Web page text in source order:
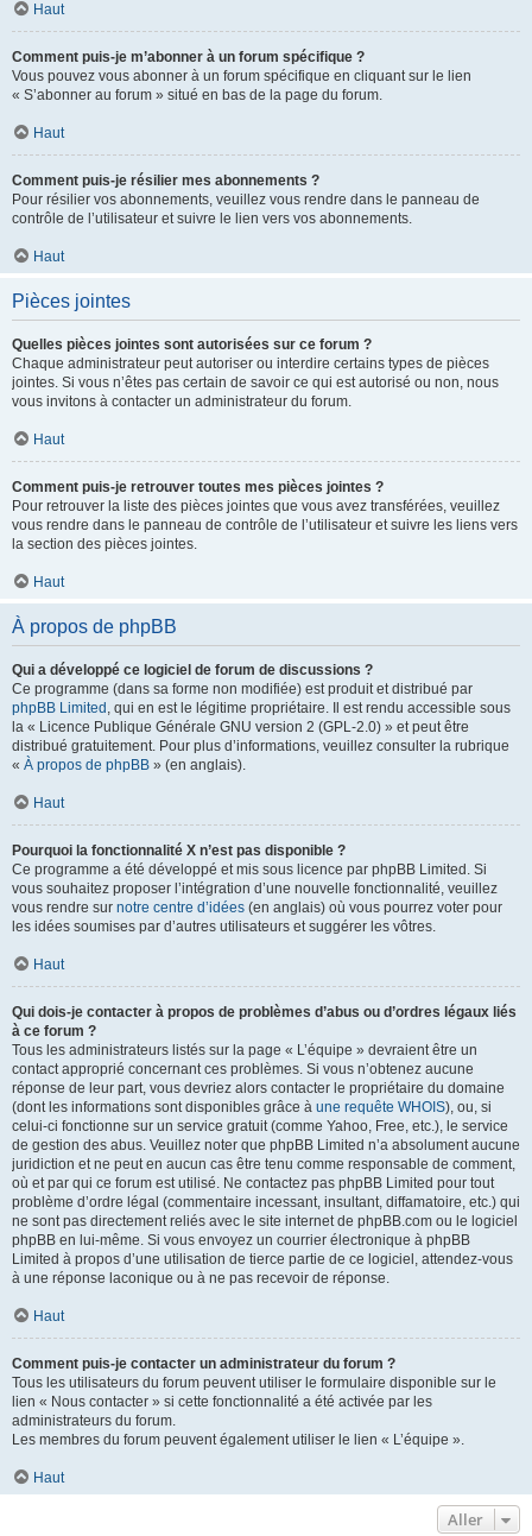
Haut
Comment puis-je m’abonner à un forum spécifique ?
Vous pouvez vous abonner à un forum spécifique en cliquant sur le lien
« S’abonner au forum » situé en bas de la page du forum.
Haut
Comment puis-je résilier mes abonnements ?
Pour résilier vos abonnements, veuillez vous rendre dans le panneau de
contrôle de l’utilisateur et suivre le lien vers vos abonnements.
Haut
Pièces jointes
Quelles pièces jointes sont autorisées sur ce forum ?
Chaque administrateur peut autoriser ou interdire certains types de pièces
jointes. Si vous n’êtes pas certain de savoir ce qui est autorisé ou non, nous
vous invitons à contacter un administrateur du forum.
Haut
Comment puis-je retrouver toutes mes pièces jointes ?
Pour retrouver la liste des pièces jointes que vous avez transférées, veuillez
vous rendre dans le panneau de contrôle de l’utilisateur et suivre les liens vers
la section des pièces jointes.
Haut
À propos de phpBB
Qui a développé ce logiciel de forum de discussions ?
Ce programme (dans sa forme non modifiée) est produit et distribué par
phpBB Limited , qui en est le légitime propriétaire. Il est rendu accessible sous
la « Licence Publique Générale GNU version 2 (GPL-2.0) » et peut être
distribué gratuitement. Pour plus d’informations, veuillez consulter la rubrique
« À propos de phpBB » (en anglais).
Haut
Pourquoi la fonctionnalité X n’est pas disponible ?
Ce programme a été développé et mis sous licence par phpBB Limited. Si
vous souhaitez proposer l’intégration d’une nouvelle fonctionnalité, veuillez
vous rendre sur notre centre d’idées (en anglais) où vous pourrez voter pour
les idées soumises par d’autres utilisateurs et suggérer les vôtres.
Haut
Qui dois-je contacter à propos de problèmes d’abus ou d’ordres légaux liés
à ce forum ?
Tous les administrateurs listés sur la page « L’équipe » devraient être un
contact approprié concernant ces problèmes. Si vous n’obtenez aucune
réponse de leur part, vous devriez alors contacter le propriétaire du domaine
(dont les informations sont disponibles grâce à une requête WHOIS), ou, si
celui-ci fonctionne sur un service gratuit (comme Yahoo, Free, etc.), le service
de gestion des abus. Veuillez noter que phpBB Limited n’a absolument aucune
juridiction et ne peut en aucun cas être tenu comme responsable de comment,
où et par qui ce forum est utilisé. Ne contactez pas phpBB Limited pour tout
problème d’ordre légal (commentaire incessant, insultant, diffamatoire, etc.) qui
ne sont pas directement reliés avec le site internet de phpBB.com ou le logiciel
phpBB en lui-même. Si vous envoyez un courrier électronique à phpBB
Limited à propos d’une utilisation de tierce partie de ce logiciel, attendez-vous
à une réponse laconique ou à ne pas recevoir de réponse.
Haut
Comment puis-je contacter un administrateur du forum ?
Tous les utilisateurs du forum peuvent utiliser le formulaire disponible sur le
lien « Nous contacter » si cette fonctionnalité a été activée par les
administrateurs du forum.
Les membres du forum peuvent également utiliser le lien « L’équipe ».
Haut
Aller